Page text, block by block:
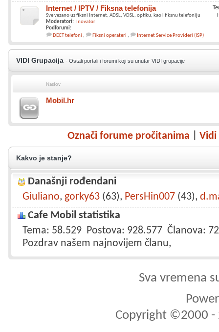
Internet / IPTV / Fiksna telefonija
Sve vezano uz fiksni Internet, ADSL, VDSL, optiku, kao i fiksnu telefoniju
Moderatori:
Inovator
Podforumi:
DECT telefoni
Fiksni operateri Internet Service Provideri (ISP)
VIDI Grupacija - Ostali portali i forumi koji su unutar VIDI grupacije
Naslov
Mobil.hr
Označi forume pročitanima Vidi
Kakvo je stanje?
Današnji rođendani
Giuliano gorky63 (63) PersHin007 (43)
Cafe Mobil statistika
Tema
58.529 Postova 928.577 Članova
Pozdrav našem najnovijem članu,
Sva vremena
Copyright ©2000 -